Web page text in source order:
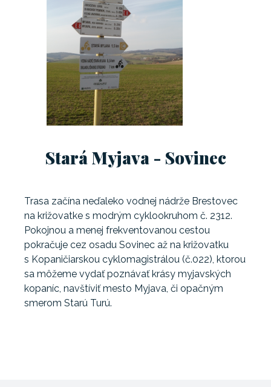
Stará Myjava - Sovinec
Trasa začína neďaleko vodnej nádrže Brestovec
na križovatke s modrým cyklookruhom č. 2312.
Pokojnou a menej frekventovanou cestou
pokračuje cez osadu Sovinec až na križovatku
s Kopaničiarskou cyklomagistrálou (č.022), ktorou
sa môžeme vydať poznávať krásy myjavských
kopaníc, navštíviť mesto Myjava, či opačným
smerom Starú Turú.